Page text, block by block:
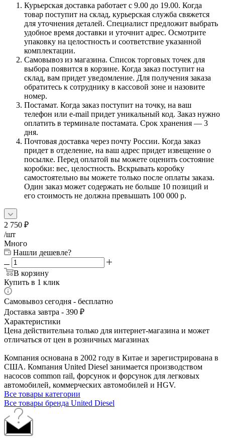
Курьерская доставка работает с 9.00 до 19.00. Когда
товар поступит на склад, курьерская служба свяжется
для уточнения деталей. Специалист предложит выбрать
удобное время доставки и уточнит адрес. Осмотрите
упаковку на целостность и соответствие указанной
комплектации.
Самовывоз из магазина. Список торговых точек для
выбора появится в корзине. Когда заказ поступит на
склад, вам придет уведомление. Для получения заказа
обратитесь к сотруднику в кассовой зоне и назовите
номер.
Постамат. Когда заказ поступит на точку, на ваш
телефон или e-mail придет уникальный код. Заказ нужно
оплатить в терминале постамата. Срок хранения — 3
дня.
Почтовая доставка через почту России. Когда заказ
придет в отделение, на ваш адрес придет извещение о
посылке. Перед оплатой вы можете оценить состояние
коробки: вес, целостность. Вскрывать коробку
самостоятельно вы можете только после оплаты заказа.
Один заказ может содержать не больше 10 позиций и
его стоимость не должна превышать 100 000 р.
2 750 ₽
/шт
Много
Нашли дешевле?
В корзину
Купить в 1 клик
Самовывоз сегодня - бесплатно
Доставка завтра - 390 ₽
Характеристики
Цена действительна только для интернет-магазина и может
отличаться от цен в розничных магазинах
Компания основана в 2002 году в Китае и зарегистрирована в
США. Компания United Diesel занимается производством
насосов common rail, форсунок и форсунок для легковых
автомобилей, коммерческих автомобилей и HGV.
Все товары категории
Все товары бренда United Diesel